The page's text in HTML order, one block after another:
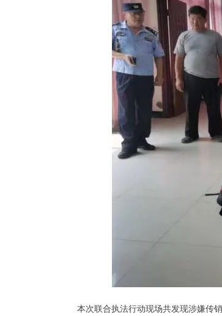
本次联合执法行动现场共发现涉嫌传销